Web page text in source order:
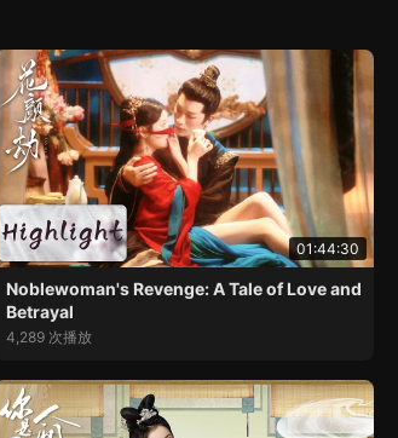
01:44:30
Noblewoman's Revenge: A Tale of Love and
Betrayal
4,289 次播放